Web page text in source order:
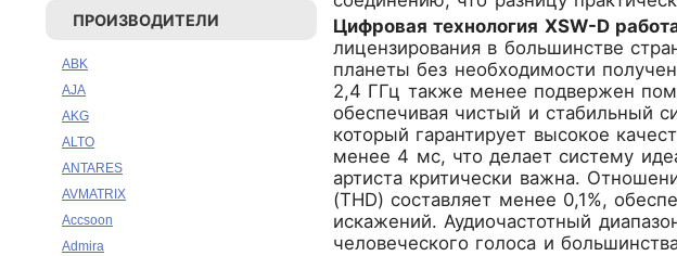
ПРОИЗВОДИТЕЛИ
ABK
AJA
AKG
ALTO
ANTARES
AVMATRIX
Accsoon
Admira
Цифровая технология XSW-D
лицензирования в большинстве
планеты без необходимости
2,4 ГГц также менее подвержен
обеспечивая чистый и стабильный
который гарантирует высокое
менее 4 мс, что делает систему
артиста критически важна.
(THD) составляет менее 0,1%,
искажений. Аудиочастотный
человеческого голоса и